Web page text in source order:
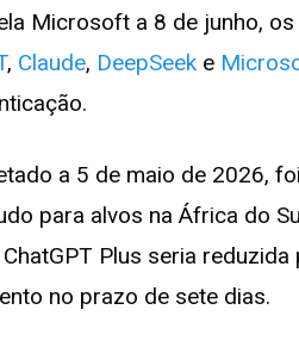
Microsoft a 8 de junho,
, Claude, DeepSeek e
a 5 de maio de 2026,
para alvos na África do
Plus seria
no prazo de sete dias.